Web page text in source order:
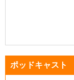
ポッドキャスト